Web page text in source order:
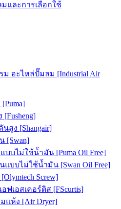
และการเลือกใช้
อะไหล่ปั๊มลม [Industrial Air
สูง [Shangair]
[Swan]
บไม่ใช้น้ำมัน [Puma Oil Free]
บบไม่ใช้น้ำมัน [Swan Oil Free]
Screw]
ฟเอสเคอร์ติส [FScurtis]
แห้ง [Air Dryer]